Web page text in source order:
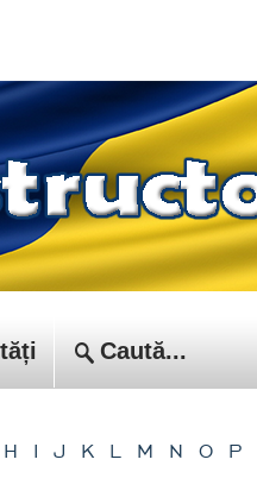
H I J K L M N O P